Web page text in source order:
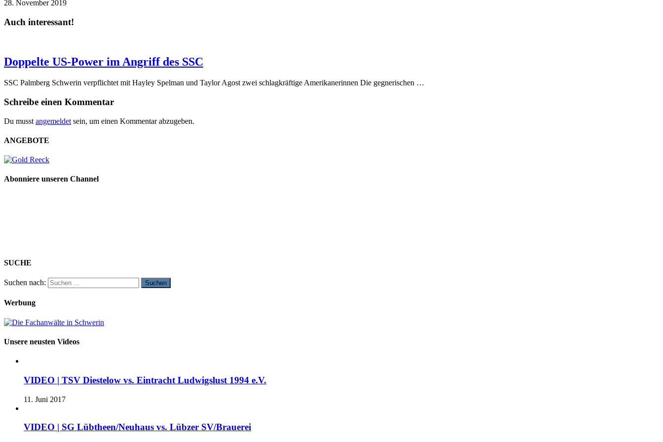
28. November 2019
Auch interessant!
Doppelte US-Power im Angriff des SSC
SSC Palmberg Schwerin verpflichtet mit Hayley Spelman und Taylor Agost zwei schlagkräftige Amerikanerinnen Die gegnerischen …
Schreibe einen Kommentar
Du musst angemeldet sein, um einen Kommentar abzugeben.
ANGEBOTE
Abonniere unseren Channel
SUCHE
Suchen nach:
Werbung
Unsere neusten Videos
VIDEO | TSV Diestelow vs. Eintracht Ludwigslust 1994 e.V.
11. Juni 2017
VIDEO | SG Lübtheen/Neuhaus vs. Lübzer SV/Brauerei